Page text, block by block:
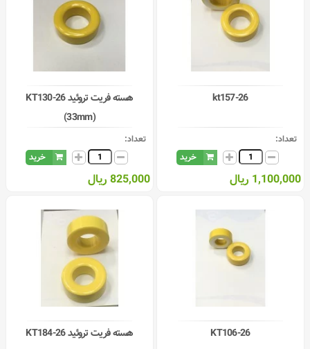
kt157-26
تعداد:
خرید
1,100,000 ریال
هسته فریت تروئید KT130-26
(33mm)
تعداد:
خرید
825,000 ریال
KT106-26 هسته فریت تروئید KT184-26